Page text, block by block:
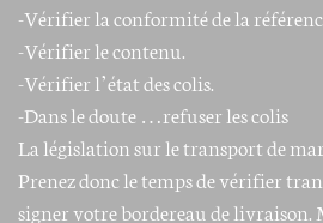
-Vérifier la conformité de la
-Vérifier le contenu.
-Vérifier l’état des colis.
-Dans le doute …refuser les colis
La législation sur le transport de
Prenez donc le temps de vérifier
signer votre bordereau de